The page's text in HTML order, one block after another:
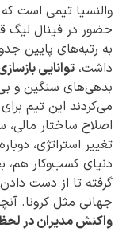
والنسیا تیمی است که
حضور در فینال لیگ
به رتبه‌های پایین
داشت، توانایی
بدهی‌های سنگین و
می‌کردند این تیم
اصلاح ساختار
تغییر استراتژی،
دنیای کسب‌وکار هم،
گرفته تا از دست
جهانی مثل کرونا.
واکنش مدیران در